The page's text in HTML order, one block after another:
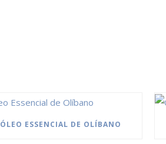
ÓLEO ESSENCIAL DE OLÍBANO